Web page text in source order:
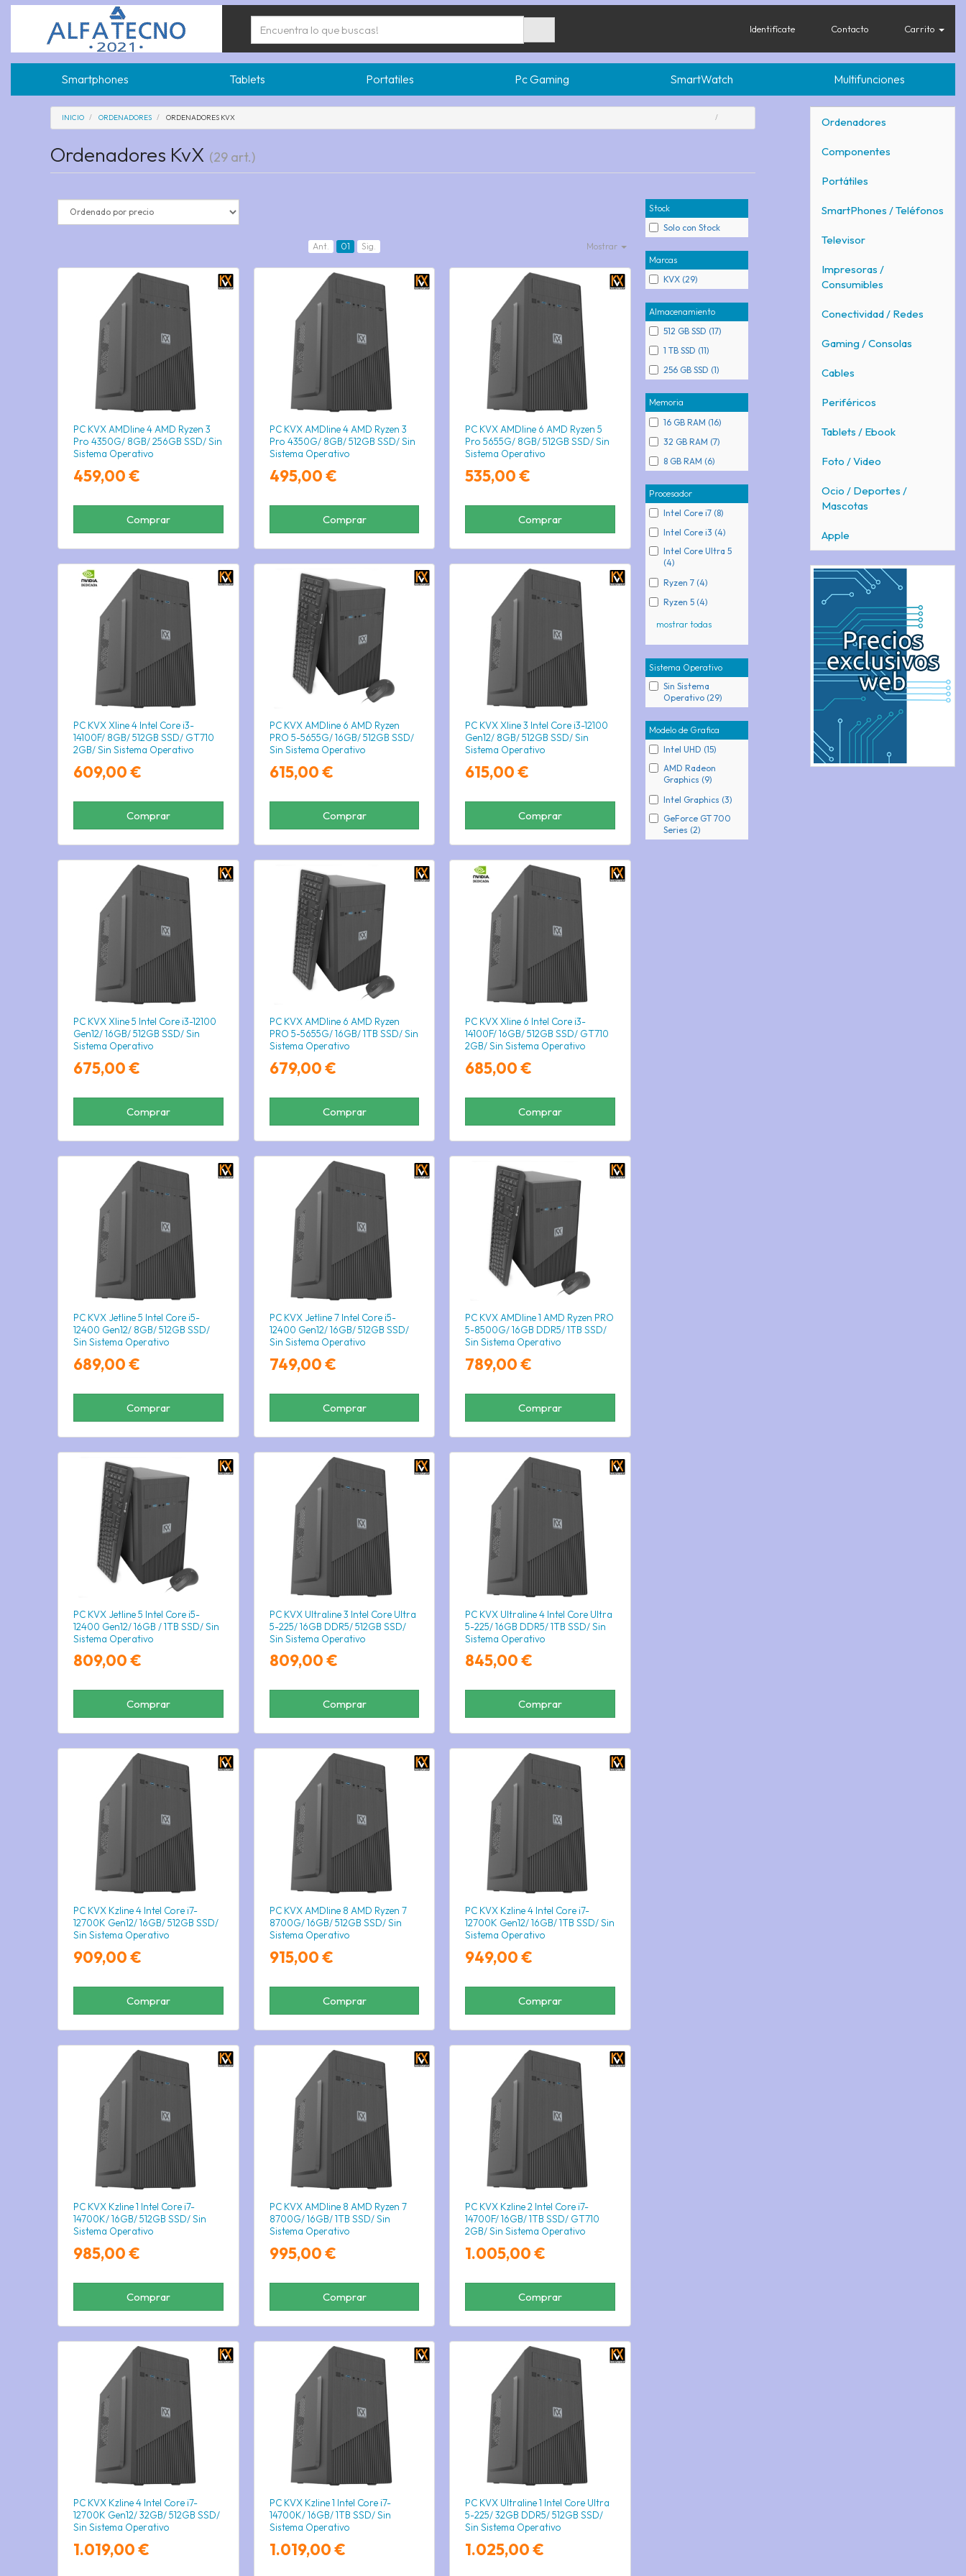
Identifícate Contacto Carrito
Smartphones Tablets Portatiles Pc Gaming SmartWatch Multifunciones
Ordenadores
Componentes
Portátiles
SmartPhones / Teléfonos
Televisor
Impresoras /
Consumibles
Conectividad / Redes
Gaming / Consolas
Cables
Periféricos
Tablets / Ebook
Foto / Video
Ocio / Deportes /
Mascotas
Apple
INICIO ORDENADORES ORDENADORES KVX
Ordenadores KvX (29 art.)
Stock
Solo con Stock
Marcas
KVX (29)
Almacenamiento
512 GB SSD (17)
1 TB SSD (11)
256 GB SSD (1)
Memoria
16 GB RAM (16)
32 GB RAM (7)
8 GB RAM (6)
Procesador
Intel Core i7 (8)
Intel Core i3 (4)
Intel Core Ultra 5
(4)
Ryzen 7 (4)
Ryzen 5 (4)
mostrar todas
Sistema Operativo
Sin Sistema
Operativo (29)
Modelo de Grafica
Intel UHD (15)
AMD Radeon
Graphics (9)
Intel Graphics (3)
GeForce GT 700
Series (2)
Ant. 01 Sig. Mostrar
PC KVX AMDline 4 AMD Ryzen 3
Pro 4350G/ 8GB/ 256GB SSD/ Sin
Sistema Operativo
459,00 €
Comprar
PC KVX AMDline 4 AMD Ryzen 3
Pro 4350G/ 8GB/ 512GB SSD/ Sin
Sistema Operativo
495,00 €
Comprar
PC KVX AMDline 6 AMD Ryzen 5
Pro 5655G/ 8GB/ 512GB SSD/ Sin
Sistema Operativo
535,00 €
Comprar
PC KVX Xline 4 Intel Core i3-
14100F/ 8GB/ 512GB SSD/ GT710
2GB/ Sin Sistema Operativo
609,00 €
Comprar
PC KVX AMDline 6 AMD Ryzen
PRO 5-5655G/ 16GB/ 512GB SSD/
Sin Sistema Operativo
615,00 €
Comprar
PC KVX Xline 3 Intel Core i3-12100
Gen12/ 8GB/ 512GB SSD/ Sin
Sistema Operativo
615,00 €
Comprar
PC KVX Xline 5 Intel Core i3-12100
Gen12/ 16GB/ 512GB SSD/ Sin
Sistema Operativo
675,00 €
Comprar
PC KVX AMDline 6 AMD Ryzen
PRO 5-5655G/ 16GB/ 1TB SSD/ Sin
Sistema Operativo
679,00 €
Comprar
PC KVX Xline 6 Intel Core i3-
14100F/ 16GB/ 512GB SSD/ GT710
2GB/ Sin Sistema Operativo
685,00 €
Comprar
PC KVX Jetline 5 Intel Core i5-
12400 Gen12/ 8GB/ 512GB SSD/
Sin Sistema Operativo
689,00 €
Comprar
PC KVX Jetline 7 Intel Core i5-
12400 Gen12/ 16GB/ 512GB SSD/
Sin Sistema Operativo
749,00 €
Comprar
PC KVX AMDline 1 AMD Ryzen PRO
5-8500G/ 16GB DDR5/ 1TB SSD/
Sin Sistema Operativo
789,00 €
Comprar
PC KVX Jetline 5 Intel Core i5-
12400 Gen12/ 16GB / 1TB SSD/ Sin
Sistema Operativo
809,00 €
Comprar
PC KVX Ultraline 3 Intel Core Ultra
5-225/ 16GB DDR5/ 512GB SSD/
Sin Sistema Operativo
809,00 €
Comprar
PC KVX Ultraline 4 Intel Core Ultra
5-225/ 16GB DDR5/ 1TB SSD/ Sin
Sistema Operativo
845,00 €
Comprar
PC KVX Kzline 4 Intel Core i7-
12700K Gen12/ 16GB/ 512GB SSD/
Sin Sistema Operativo
909,00 €
Comprar
PC KVX AMDline 8 AMD Ryzen 7
8700G/ 16GB/ 512GB SSD/ Sin
Sistema Operativo
915,00 €
Comprar
PC KVX Kzline 4 Intel Core i7-
12700K Gen12/ 16GB/ 1TB SSD/ Sin
Sistema Operativo
949,00 €
Comprar
PC KVX Kzline 1 Intel Core i7-
14700K/ 16GB/ 512GB SSD/ Sin
Sistema Operativo
985,00 €
Comprar
PC KVX AMDline 8 AMD Ryzen 7
8700G/ 16GB/ 1TB SSD/ Sin
Sistema Operativo
995,00 €
Comprar
PC KVX Kzline 2 Intel Core i7-
14700F/ 16GB/ 1TB SSD/ GT710
2GB/ Sin Sistema Operativo
1.005,00 €
Comprar
PC KVX Kzline 4 Intel Core i7-
12700K Gen12/ 32GB/ 512GB SSD/
Sin Sistema Operativo
1.019,00 €
PC KVX Kzline 1 Intel Core i7-
14700K/ 16GB/ 1TB SSD/ Sin
Sistema Operativo
1.019,00 €
PC KVX Ultraline 1 Intel Core Ultra
5-225/ 32GB DDR5/ 512GB SSD/
Sin Sistema Operativo
1.025,00 €